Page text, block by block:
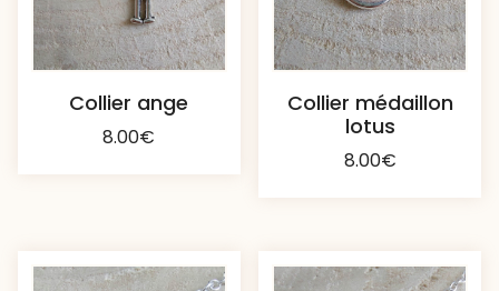
Collier ange
8.00€
Collier médaillon
lotus
8.00€